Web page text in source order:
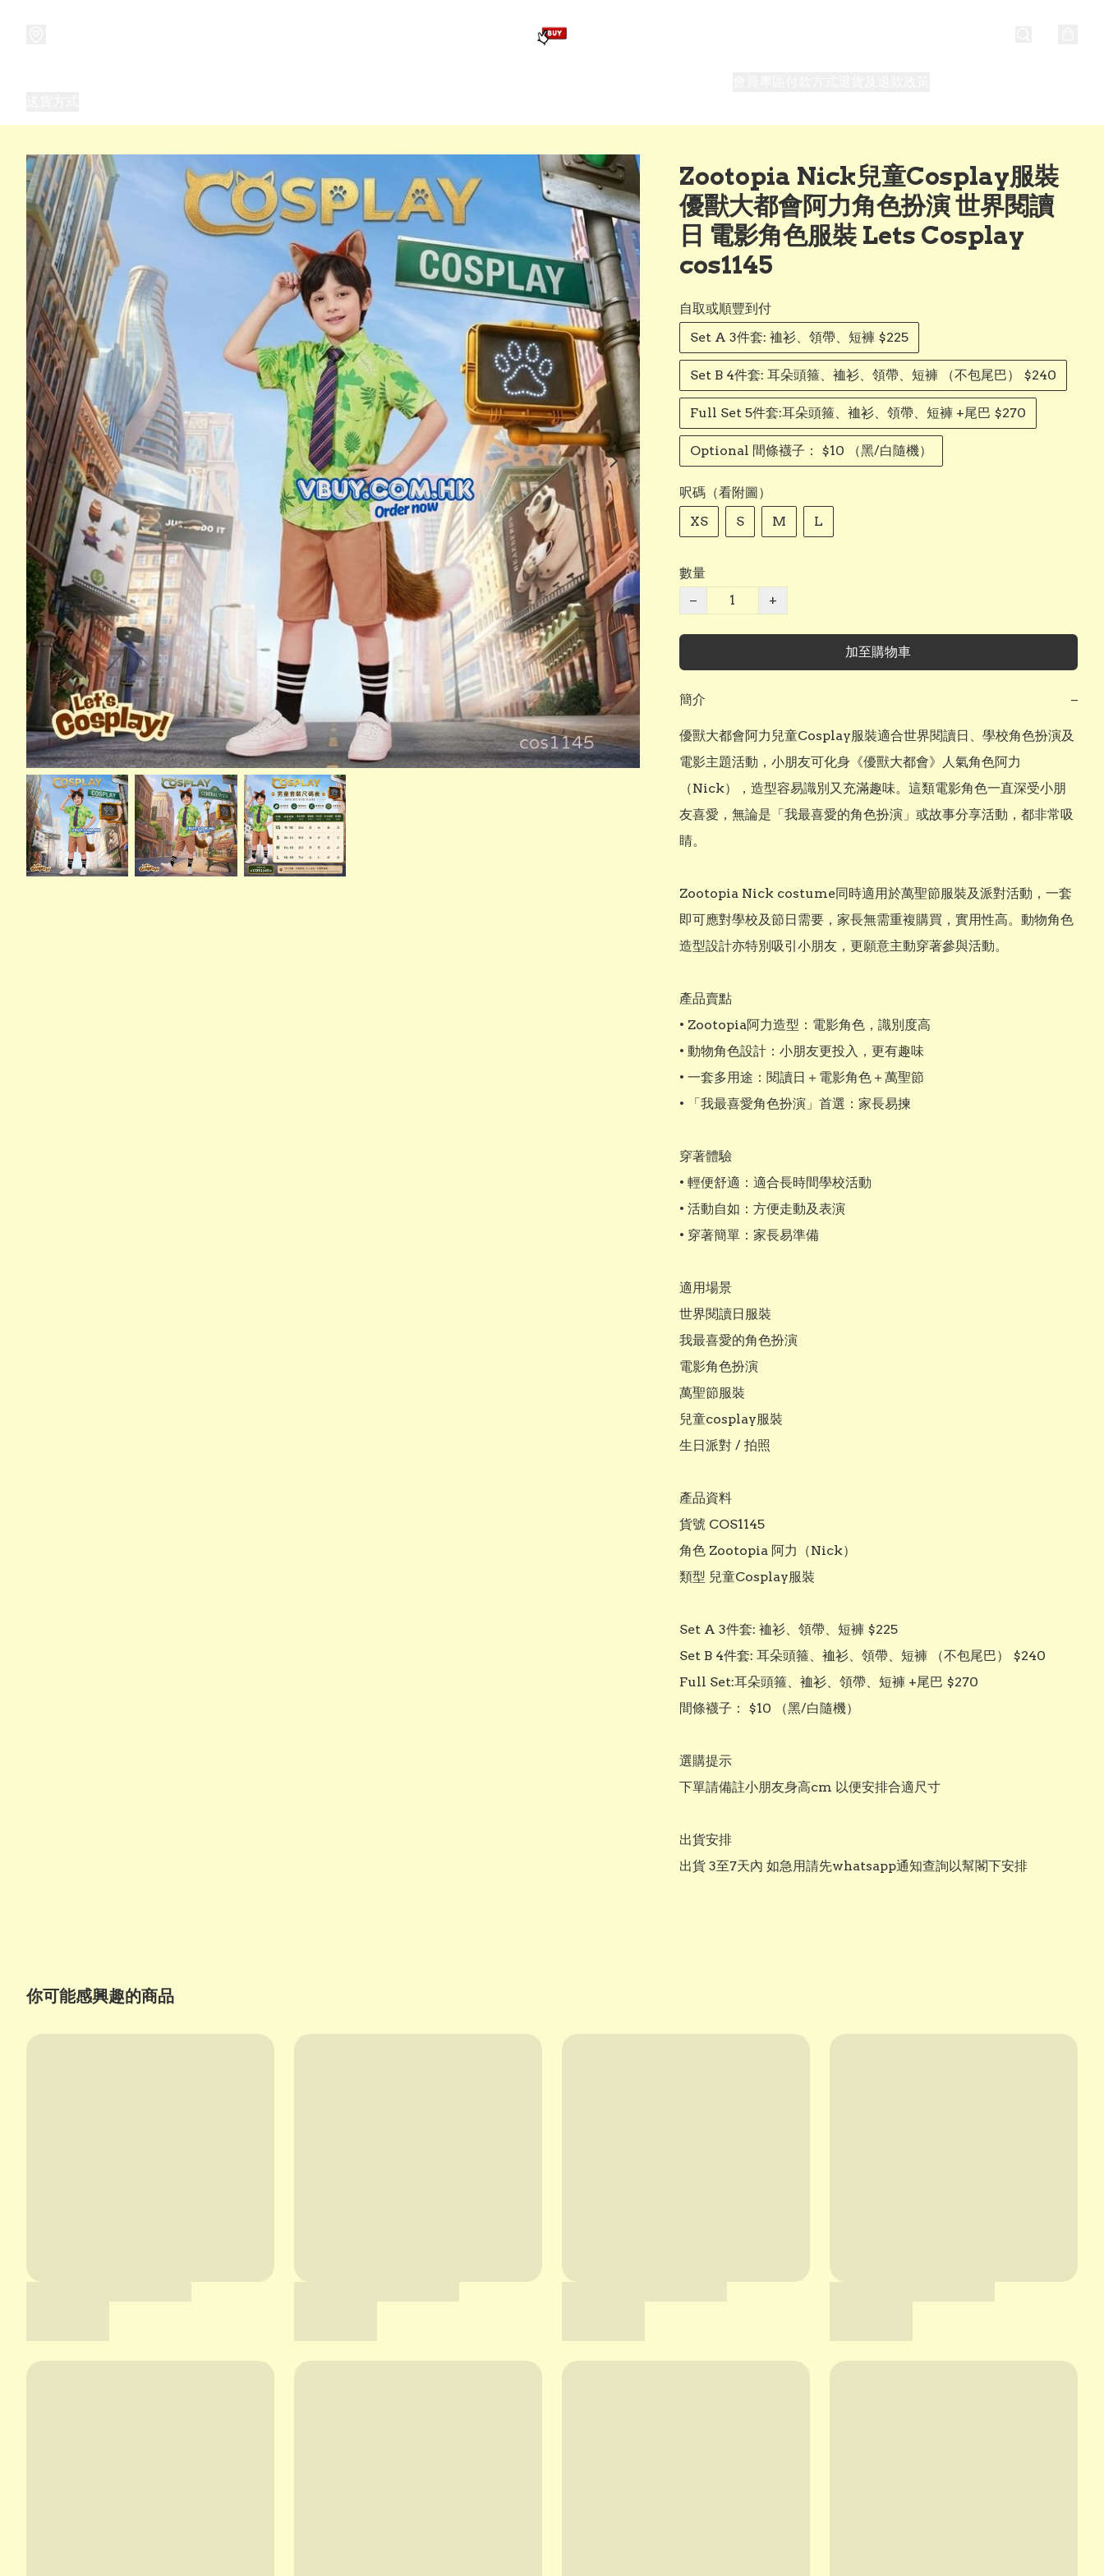
Zootopia Nick兒童Cosplay服裝
優獸大都會阿力角色扮演 世界閱讀
日 電影角色服裝 Lets Cosplay
cos1145
自取或順豐到付
Set A 3件套: 裇衫、領帶、短褲 $225
Set B 4件套: 耳朵頭箍、裇衫、領帶、短褲 （不包尾巴） $240
Full Set 5件套:耳朵頭箍、裇衫、領帶、短褲 +尾巴 $270
Optional 間條襪子： $10 （黑/白隨機）
呎碼（看附圖）
XS
S M L
數量
−
+
加至購物車
簡介 −
優獸大都會阿力兒童Cosplay服裝適合世界閱讀日、學校角色扮演及
電影主題活動，小朋友可化身《優獸大都會》人氣角色阿力
（Nick），造型容易識別又充滿趣味。這類電影角色一直深受小朋
友喜愛，無論是「我最喜愛的角色扮演」或故事分享活動，都非常吸
睛。
Zootopia Nick costume同時適用於萬聖節服裝及派對活動，一套
即可應對學校及節日需要，家長無需重複購買，實用性高。動物角色
造型設計亦特別吸引小朋友，更願意主動穿著參與活動。
產品賣點
• Zootopia阿力造型：電影角色，識別度高
• 動物角色設計：小朋友更投入，更有趣味
• 一套多用途：閱讀日＋電影角色＋萬聖節
• 「我最喜愛角色扮演」首選：家長易揀
穿著體驗
• 輕便舒適：適合長時間學校活動
• 活動自如：方便走動及表演
• 穿著簡單：家長易準備
適用場景
世界閱讀日服裝
我最喜愛的角色扮演
電影角色扮演
萬聖節服裝
兒童cosplay服裝
生日派對 / 拍照
產品資料
貨號 COS1145
角色 Zootopia 阿力（Nick）
類型 兒童Cosplay服裝
Set A 3件套: 裇衫、領帶、短褲 $225
Set B 4件套: 耳朵頭箍、裇衫、領帶、短褲 （不包尾巴） $240
Full Set:耳朵頭箍、裇衫、領帶、短褲 +尾巴 $270
間條襪子： $10 （黑/白隨機）
選購提示
下單請備註小朋友身高cm 以便安排合適尺寸
出貨安排
出貨 3至7天內 如急用請先whatsapp通知查詢以幫閣下安排
你可能感興趣的商品